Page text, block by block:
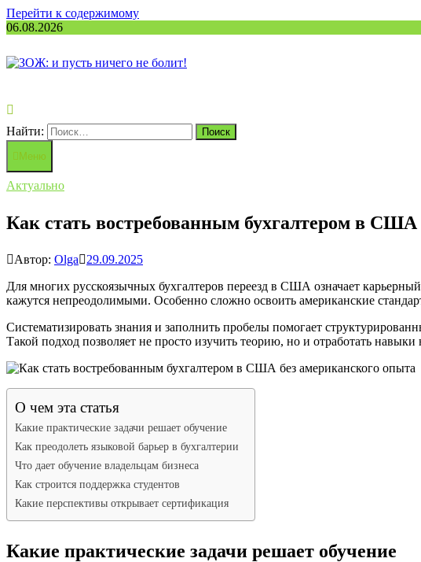
Перейти к содержимому
06.08.2026
Найти:
Меню
Актуально
Как стать востребованным бухгалтером в США
Автор: Olga
29.09.2025
Для многих русскоязычных бухгалтеров переезд в США означает
кажутся непреодолимыми. Особенно сложно освоить американские
Систематизировать знания и заполнить пробелы помогает
Такой подход позволяет не просто изучить теорию, но и отработать навыки
О чем эта статья
Какие практические задачи решает обучение
Как преодолеть языковой барьер в бухгалтерии
Что дает обучение владельцам бизнеса
Как строится поддержка студентов
Какие перспективы открывает сертификация
Какие практические задачи решает обучение